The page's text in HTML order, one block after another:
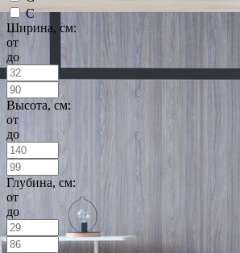
С
Ширина, см:
от
до
Высота, см:
от
до
Глубина, см:
от
до